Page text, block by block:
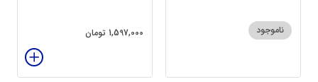
ناموجود
1,597,000 تومان